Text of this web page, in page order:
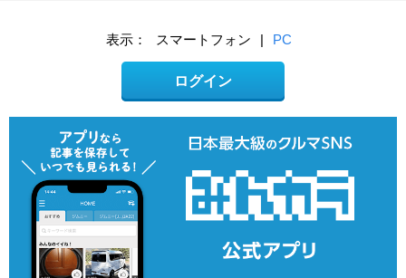
表示： スマートフォン | PC
ログイン